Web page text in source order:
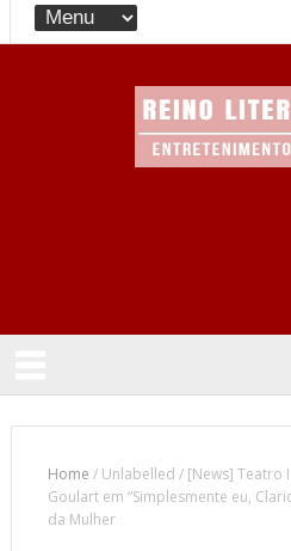
Home /Unlabelled / [News] Teatro
Goulart em “Simplesmente eu,
da Mulher